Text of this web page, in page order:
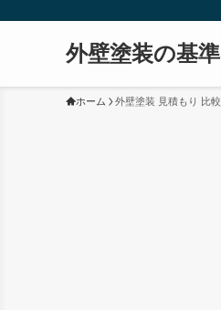
外壁塗装の基準
ホーム 外壁塗装 見積もり 比較